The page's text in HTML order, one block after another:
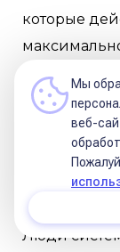
которые
проблеме.
дикой
Люди
Мы
веб-